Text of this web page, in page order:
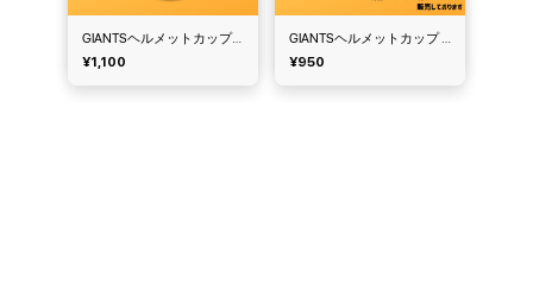
GIANTSヘルメットカップナチョス
¥1,100
¥950